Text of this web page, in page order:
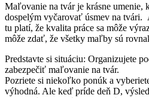
Maľovanie na tvár je krásne umenie,
dospelým vyčarovať úsmev na tvári.
tu platí, že kvalita práce sa môže
môže zdať, že všetky maľby sú
Predstavte si situáciu: Organizujete
zabezpečiť maľovanie na tvár.
Pozriete si niekoľko ponúk a
výhodná. Ale keď príde deň D,